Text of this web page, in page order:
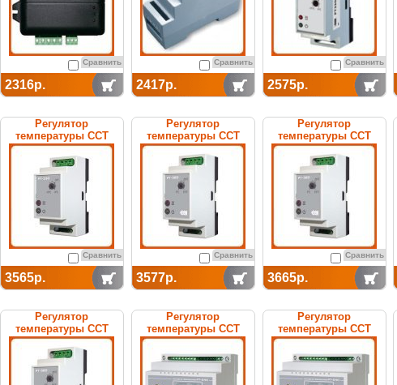
Сравнить
2316р.
Сравнить
2417р.
Сравнить
2575р.
Регулятор
температуры ССТ
РТ-330 электронный
Сравнить
3565р.
Регулятор
температуры ССТ
РТ-320 электронный
Сравнить
3577р.
Регулятор
температуры ССТ
РТ-300 электронный
Сравнить
3665р.
Регулятор
температуры ССТ
РТ-320 (с датчиком ДТ)
электронный
Регулятор
температуры ССТ
РТ-240 электронный
Регулятор
температуры ССТ
РТ-260 электронный